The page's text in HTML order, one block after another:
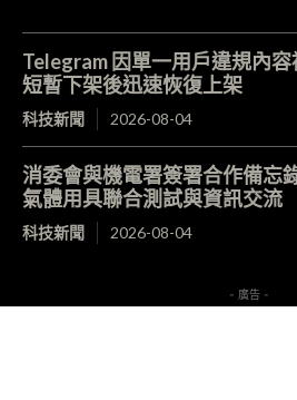
Telegram 因單一用戶違規內
短暫下架後迅速恢復上架
科技新聞 2026-08-04
消委會與機電署簽署合作備
氣體用具聯合測試與資訊交流
科技新聞 2026-08-04
- 廣告 -